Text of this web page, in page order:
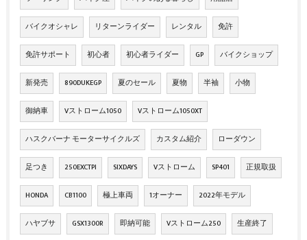
バイクオシャレ リターンライダー レンタル 免許
免許サポート 初心者 初心者ライダー GP バイクショップ
新発売 890DUKEGP 夏のセール 夏物 半袖 小物
御納車 Vストローム1050 Vストローム1050XT
ハスクバーナ モーターサイクルズ カスタム紹介 ローダウン
足つき 250EXCTPI SIXDAYS Vストローム SP401 正規取扱
HONDA CB1100 極上車両 1オーナー 2022年モデル
ハヤブサ GSX1300R 即納可能 Vストローム250 生産終了